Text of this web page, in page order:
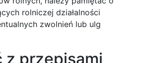
rolniczej działalności
zwolnień lub ulg
z przepisami